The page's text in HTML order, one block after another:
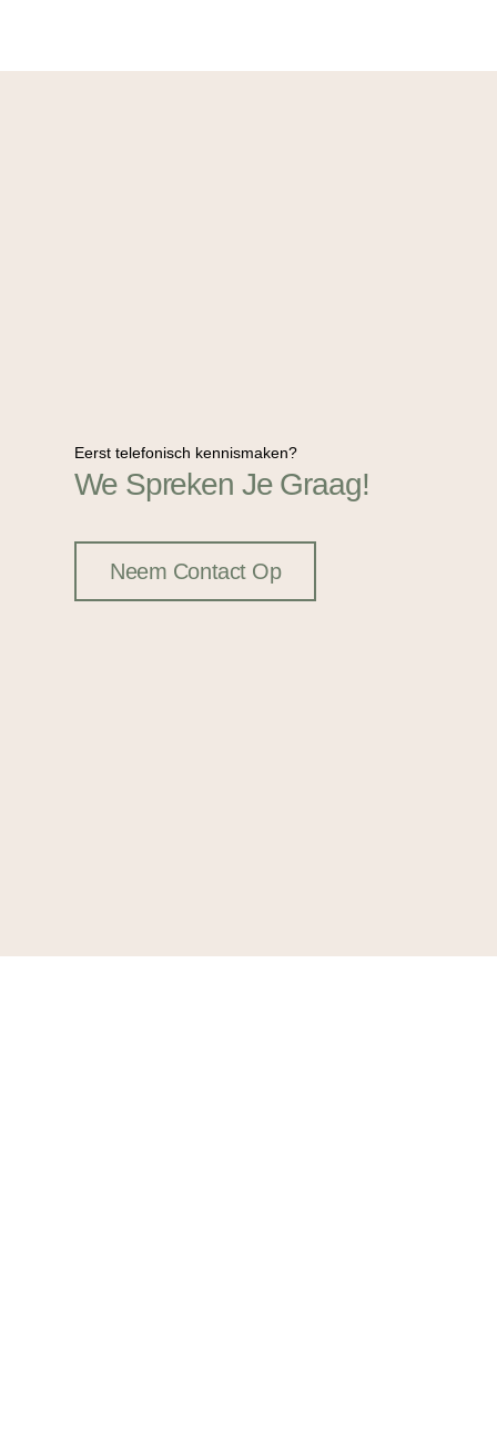
Eerst telefonisch kennismaken?
We Spreken Je Graag!
Neem Contact Op